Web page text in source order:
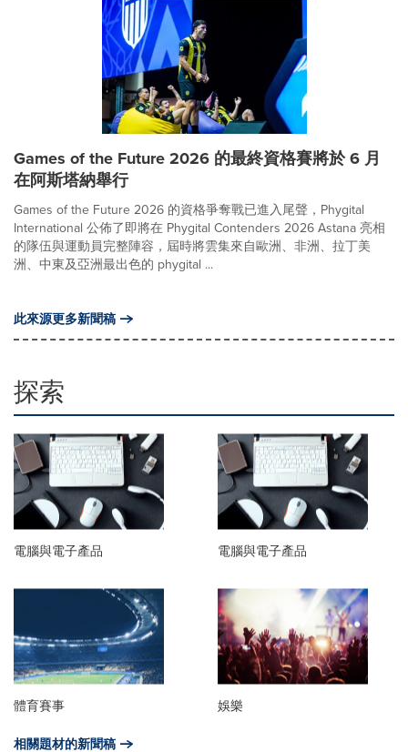
Games of the Future 2026 的最終資格賽將於 6 月
在阿斯塔納舉行
Games of the Future 2026 的資格爭奪戰已進入尾聲，Phygital
International 公佈了即將在 Phygital Contenders 2026 Astana 亮相
的隊伍與運動員完整陣容，屆時將雲集來自歐洲、非洲、拉丁美
洲、中東及亞洲最出色的 phygital ...
此來源更多新聞稿
探索
電腦與電子產品 電腦與電子產品
體育賽事 娛樂
相關題材的新聞稿